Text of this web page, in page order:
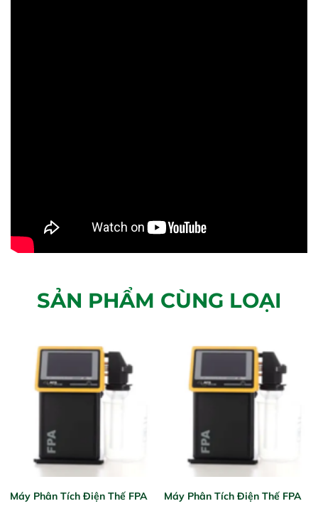
SẢN PHẨM CÙNG LOẠI
Máy Phân Tích Điện Thế FPA
Máy Phân Tích Điện Thế FPA